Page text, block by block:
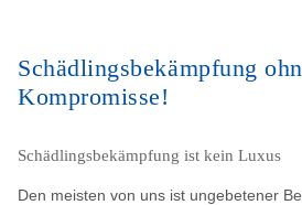
Schädlingsbekämpfung
Kompromisse!
Schädlingsbekämpfung ist kein Luxus
Den meisten von uns ist ungebetener